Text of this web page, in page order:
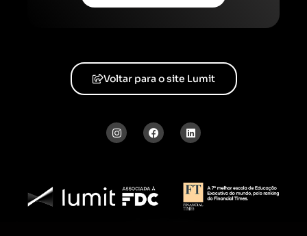
Voltar para o site Lumit